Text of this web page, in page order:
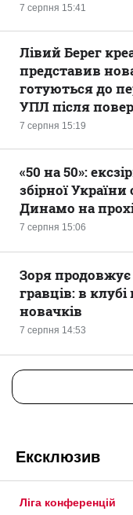
7 серпня 15:41
7 серпня 15:19
Лівий Берег
представив
готуються до
УПЛ після
7 серпня 15:06
«50 на 50»:
збірної
Динамо на
7 серпня 14:53
Зоря
гравців: в
новачків
Ексклюзив
Ліга конференцій